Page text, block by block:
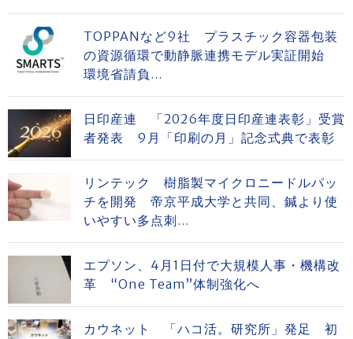
TOPPANなど9社 プラスチック容器包装
の資源循環で動静脈連携モデル実証開始
環境省請負...
日印産連 「2026年度日印産連表彰」受賞
者発表 9月「印刷の月」記念式典で表彰
リンテック 樹脂製マイクロニードルパッ
チを開発 帝京平成大学と共同、鍼より使
いやすい多点刺...
エプソン、4月1日付で大規模人事・機構改
革 “One Team”体制強化へ
カウネット 「ハコ活。研究所」発足 初